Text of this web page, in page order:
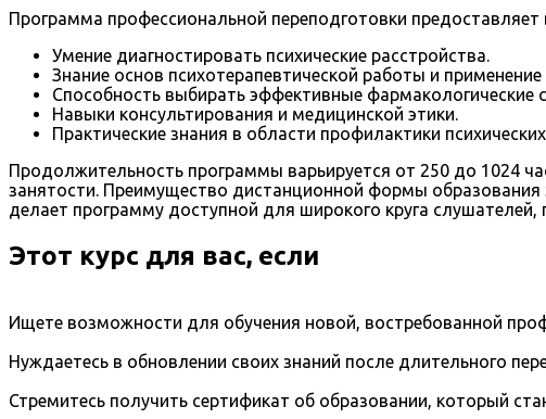
Программа профессиональной переподготовки
Умение диагностировать психические расстройства.
Знание основ психотерапевтической работы и
Способность выбирать эффективные фармакологические
Навыки консультирования и медицинской этики.
Практические знания в области профилактики
Продолжительность программы варьируется от 250 до 1024
занятости. Преимущество дистанционной формы
делает программу доступной для широкого круга
Этот курс для вас, если
Ищете возможности для обучения новой, востребованной
Нуждаетесь в обновлении своих знаний после длительного
Стремитесь получить сертификат об образовании, который